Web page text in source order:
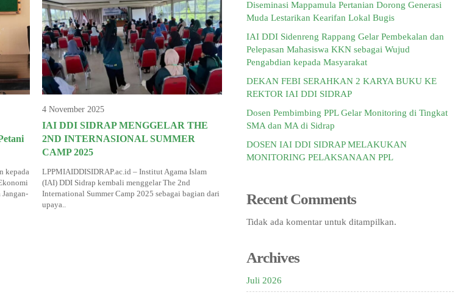
kepada
4 November 2025
IAI DDI SIDRAP MENGGELAR THE
2ND INTERNASIONAL SUMMER
CAMP 2025
LPPMIAIDDISIDRAP.ac.id – Institut Agama Islam
(IAI) DDI Sidrap kembali menggelar The 2nd
International Summer Camp 2025 sebagai bagian dari
upaya..
Diseminasi Mappamula Pertanian Dorong Generasi
Muda Lestarikan Kearifan Lokal Bugis
IAI DDI Sidenreng Rappang Gelar Pembekalan dan
Pelepasan Mahasiswa KKN sebagai Wujud
Pengabdian kepada Masyarakat
DEKAN FEBI SERAHKAN 2 KARYA BUKU KE
REKTOR IAI DDI SIDRAP
Dosen Pembimbing PPL Gelar Monitoring di Tingkat
SMA dan MA di Sidrap
DOSEN IAI DDI SIDRAP MELAKUKAN
MONITORING PELAKSANAAN PPL
Recent Comments
Tidak ada komentar untuk ditampilkan.
Archives
Juli 2026